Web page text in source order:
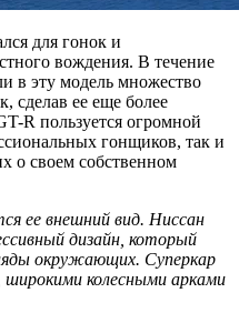
для гонок и
вождения. В течение
в эту модель множество
сделав ее еще более
R пользуется огромной
гонщиков, так и
о своем собственном
ее внешний вид. Ниссан
дизайн, который
окружающих. Суперкар
колесными арками